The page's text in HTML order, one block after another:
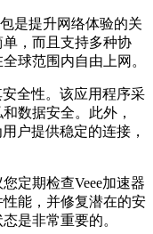
是提升网络体验的关
，而且支持多种协
球范围内自由上网。
全性。该应用程序采
数据安全。此外，
户提供稳定的连接，
定期检查Veee加速器
能，并修复潜在的安
是非常重要的。